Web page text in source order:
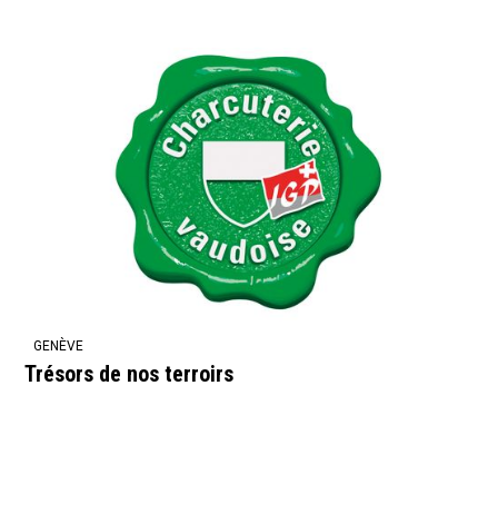
GENÈVE
Trésors de nos terroirs